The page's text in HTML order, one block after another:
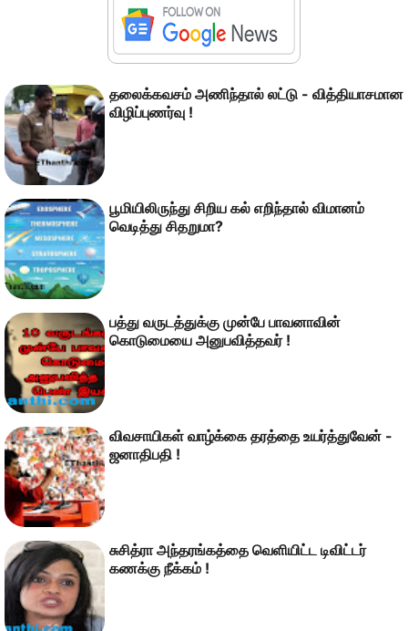
தலைக்கவசம் அணிந்தால் லட்டு - வித்தியாசமான
விழிப்புணர்வு !
பூமியிலிருந்து சிறிய கல் எறிந்தால் விமானம்
வெடித்து சிதறுமா?
பத்து வருடத்துக்கு முன்பே பாவனாவின்
கொடுமையை அனுபவித்தவர் !
விவசாயிகள் வாழ்க்கை தரத்தை உயர்த்துவேன் -
ஜனாதிபதி !
சுசித்ரா அந்தரங்கத்தை வெளியிட்ட டிவிட்டர்
கணக்கு நீக்கம் !